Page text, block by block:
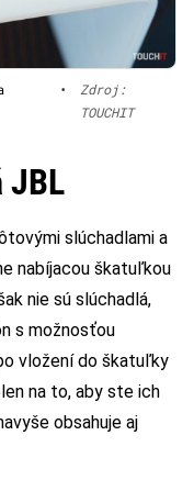
•
Zdroj:
TOUCHIT
JBL
slúchadlami a
nabíjacou škatuľkou
nie sú slúchadlá,
s možnosťou
vložení do škatuľky
na to, aby ste ich
obsahuje aj